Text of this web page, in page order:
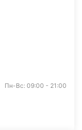
Пн-Вс: 09:00 - 21:00